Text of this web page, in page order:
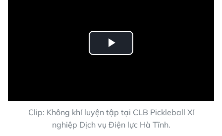
Play
Clip: Không khí luyện tập tại CLB Pickleball Xí
nghiệp Dịch vụ Điện lực Hà Tĩnh.